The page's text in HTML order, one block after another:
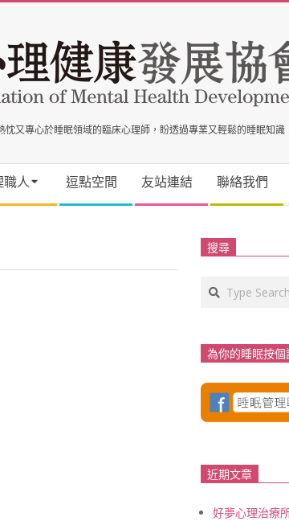
又專心於睡眠領域的臨床心理師，盼透過專業又輕鬆的睡眠知
職人 逗點空間 友站連結 聯絡我們
搜尋
Search
為你的睡眠按個
近期文章
好夢心理治療